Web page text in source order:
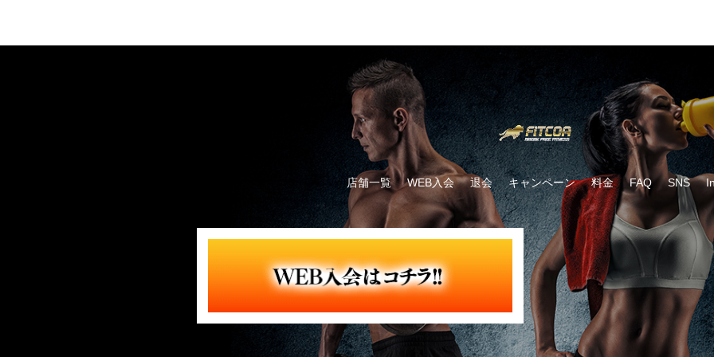
店舗一覧 WEB入会 退会 キャンペーン 料金 FAQ SNS